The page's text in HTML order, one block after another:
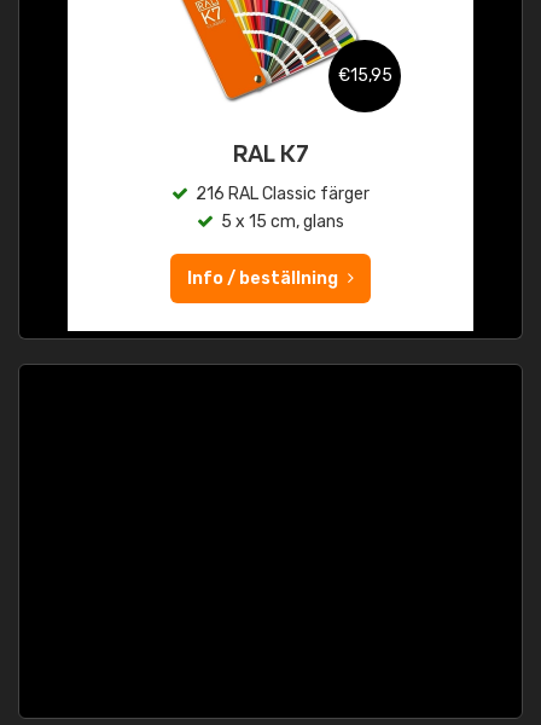
€15,95
RAL K7
216 RAL Classic färger
5 x 15 cm, glans
Info / beställning